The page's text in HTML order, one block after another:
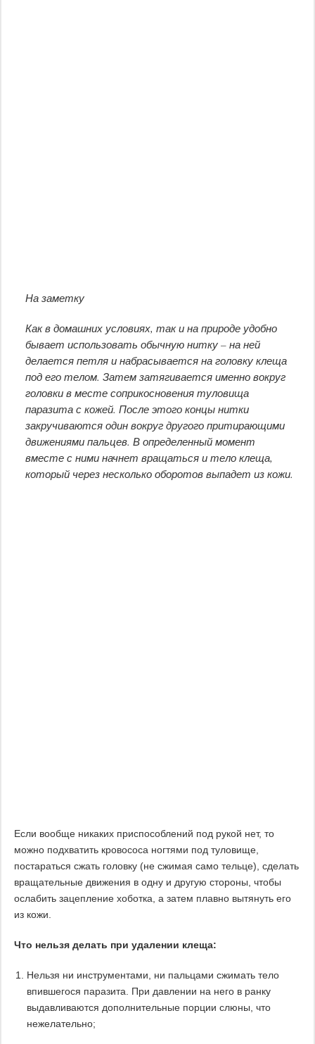
На заметку
Как в домашних условиях, так и на природе удобно
бывает использовать обычную нитку – на ней
делается петля и набрасывается на головку клеща
под его телом. Затем затягивается именно вокруг
головки в месте соприкосновения туловища
паразита с кожей. После этого концы нитки
закручиваются один вокруг другого притирающими
движениями пальцев. В определенный момент
вместе с ними начнет вращаться и тело клеща,
который через несколько оборотов выпадет из кожи.
Если вообще никаких приспособлений под рукой нет, то
можно подхватить кровососа ногтями под туловище,
постараться сжать головку (не сжимая само тельце), сделать
вращательные движения в одну и другую стороны, чтобы
ослабить зацепление хоботка, а затем плавно вытянуть его
из кожи.
Что нельзя делать при удалении клеща:
Нельзя ни инструментами, ни пальцами сжимать тело
впившегося паразита. При давлении на него в ранку
выдавливаются дополнительные порции слюны, что
нежелательно;